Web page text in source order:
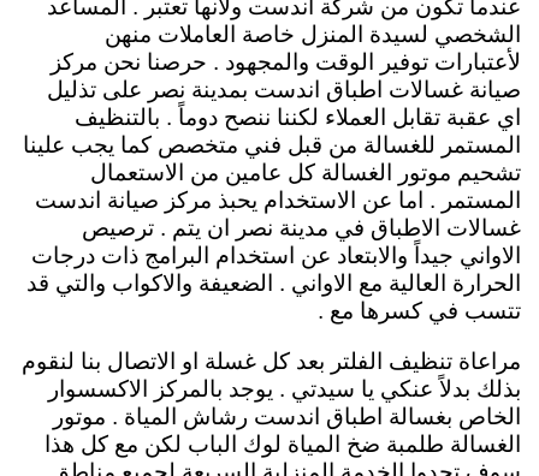
عندما تكون من شركة اندست ولأنها تعتبر . المساعد
الشخصي لسيدة المنزل خاصة العاملات منهن
لأعتبارات توفير الوقت والمجهود . حرصنا نحن مركز
صيانة غسالات اطباق اندست بمدينة نصر على تذليل
اي عقبة تقابل العملاء لكننا ننصح دوماً . بالتنظيف
المستمر للغسالة من قبل فني متخصص كما يجب علينا
تشحيم موتور الغسالة كل عامين من الاستعمال
المستمر . اما عن الاستخدام يحبذ مركز صيانة اندست
غسالات الاطباق في مدينة نصر ان يتم . ترصيص
الاواني جيداً والابتعاد عن استخدام البرامج ذات درجات
الحرارة العالية مع الاواني . الضعيفة والاكواب والتي قد
تتسب في كسرها مع .
مراعاة تنظيف الفلتر بعد كل غسلة او الاتصال بنا لنقوم
بذلك بدلاً عنكي يا سيدتي . يوجد بالمركز الاكسسوار
الخاص بغسالة اطباق اندست رشاش المياة . موتور
الغسالة طلمبة ضخ المياة لوك الباب لكن مع كل هذا